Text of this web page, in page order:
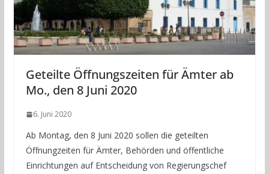
Geteilte Öffnungszeiten für Ämter ab
Mo., den 8 Juni 2020
6. Juni 2020
Ab Montag, den 8 Juni 2020 sollen die geteilten
Öffnungzeiten für Ämter, Behörden und öffentliche
Einrichtungen auf Entscheidung von Regierungschef